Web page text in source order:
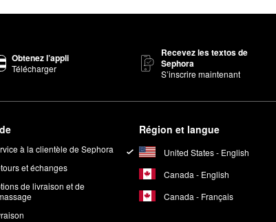
Obtenez l’appli
Télécharger
Recevez les textos de
Sephora
S’inscrire maintenant
à la clientèle de Sephora
et échanges
de livraison et de
Région et langue
United States - English
Canada - English
Canada - Français